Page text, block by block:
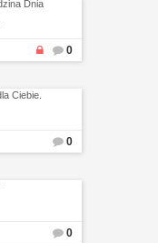
0
0
0